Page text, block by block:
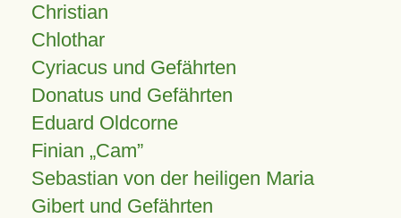
Christian
Chlothar
Cyriacus und Gefährten
Donatus und Gefährten
Eduard Oldcorne
Finian Cam
Sebastian von der heiligen Maria
Gibert und Gefährten